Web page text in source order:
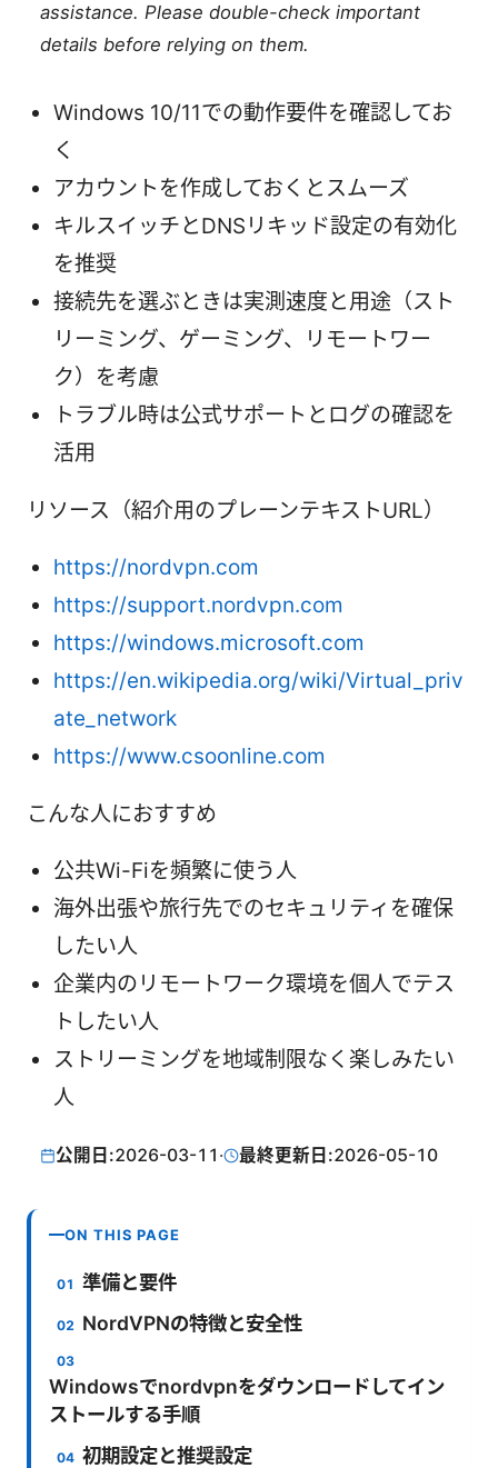
assistance. Please double-check important
details before relying on them.
Windows 10/11での動作要件を確認してお
く
アカウントを作成しておくとスムーズ
キルスイッチとDNSリキッド設定の有効化
を推奨
接続先を選ぶときは実測速度と用途（スト
リーミング、ゲーミング、リモートワー
ク）を考慮
トラブル時は公式サポートとログの確認を
活用
リソース（紹介用のプレーンテキストURL）
https://nordvpn.com
https://support.nordvpn.com
https://windows.microsoft.com
https://en.wikipedia.org/wiki/Virtual_priv
ate_network
https://www.csoonline.com
こんな人におすすめ
公共Wi-Fiを頻繁に使う人
海外出張や旅行先でのセキュリティを確保
したい人
企業内のリモートワーク環境を個人でテス
トしたい人
ストリーミングを地域制限なく楽しみたい
人
公開日:2026-03-11 · 最終更新日:2026-05-10
ON THIS PAGE
準備と要件
NordVPNの特徴と安全性
Windowsでnordvpnをダウンロードしてイン
ストールする手順
初期設定と推奨設定